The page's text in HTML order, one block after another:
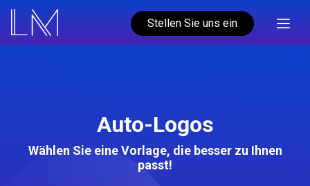
Stellen Sie uns ein
Auto-Logos
Wählen Sie eine Vorlage, die besser zu Ihnen
passt!